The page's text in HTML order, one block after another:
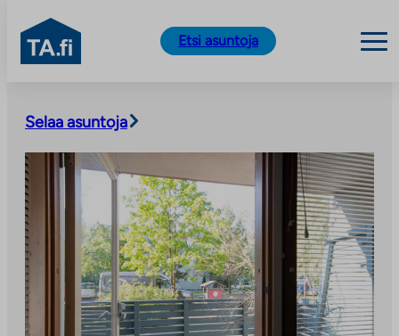
sisältöön
TA.fi
Etsi asuntoja
Selaa asuntoja